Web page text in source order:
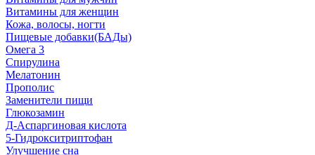
Витамины для женщин
Кожа, волосы, ногти
Пищевые добавки(БАДы)
Омега 3
Спирулина
Мелатонин
Прополис
Заменители пищи
Глюкозамин
Д-Аспаргиновая кислота
5-Гидрокситриптофан
Улучшение сна